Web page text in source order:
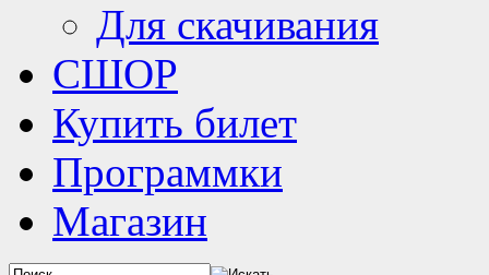
Для скачивания
СШОР
Купить билет
Программки
Магазин